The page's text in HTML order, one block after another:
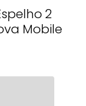
2
Mobile